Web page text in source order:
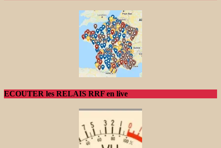
ECOUTER les RELAIS RRF en live